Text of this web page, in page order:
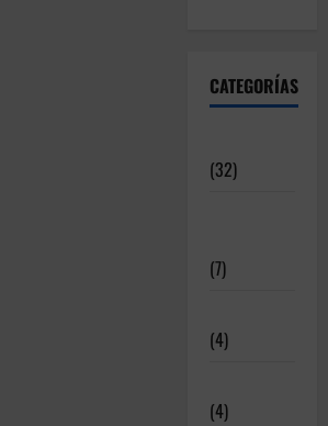
CATEGORÍAS
(32)
(7)
(4)
(4)